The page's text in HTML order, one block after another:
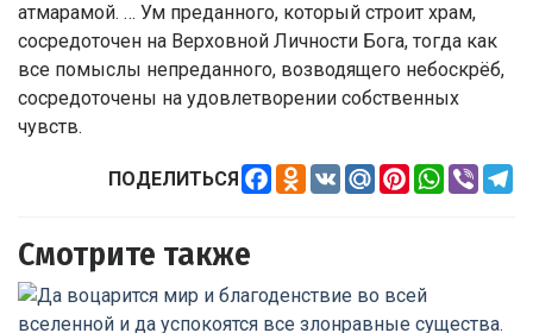
атмарамой. … Ум преданного, который строит храм,
сосредоточен на Верховной Личности Бога, тогда как
все помыслы непреданного, возводящего небоскрёб,
сосредоточены на удовлетворении собственных
чувств.
ПОДЕЛИТЬСЯ Facebook
Odnoklassniki
VK Mail.RuPinterestWhatsApp
Viber
Смотрите также